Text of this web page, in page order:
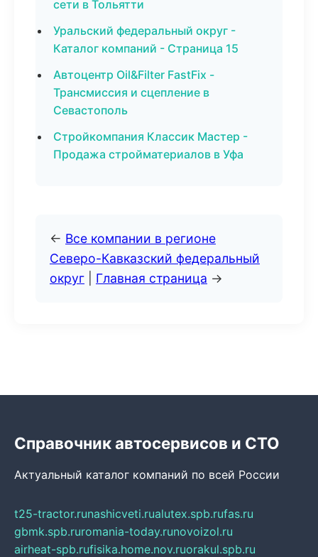
сети в Тольятти
Уральский федеральный округ -
Каталог компаний - Страница 15
Автоцентр Oil&Filter FastFix -
Трансмиссия и сцепление в
Севастополь
Стройкомпания Классик Мастер -
Продажа стройматериалов в Уфа
← Все компании в регионе
Северо-Кавказский федеральный
округ
Главная страница →
Справочник автосервисов и СТО
Актуальный каталог компаний по всей России
t25-tractor.runashicveti.rualutex.spb.rufas.ru
gbmk.spb.ruromania-today.runovoizol.ru
airheat-spb.rufisika.home.nov.ruorakul.spb.ru